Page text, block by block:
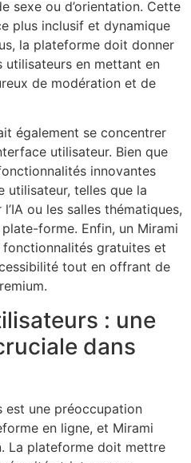
sexe ou d’orientation. Cette
plus inclusif et dynamique
la plateforme doit donner
en mettant en
de modération et de
également se concentrer
utilisateur. Bien que
innovantes
utilisateur, telles que la
ou les salles thématiques,
forme. Enfin, un Mirami
gratuites et
tout en offrant de
: une
dans
est une préoccupation
en ligne, et Mirami
La plateforme doit mettre